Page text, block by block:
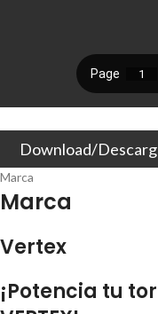
Download/
Marca
Marca
Vertex
¡Potencia tu